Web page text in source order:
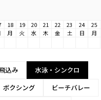
18 19 20 21 22 23 24
25
月 火 水 木 金 土 日 月
込み
水泳・シンクロ
ボクシング
ビーチバレー